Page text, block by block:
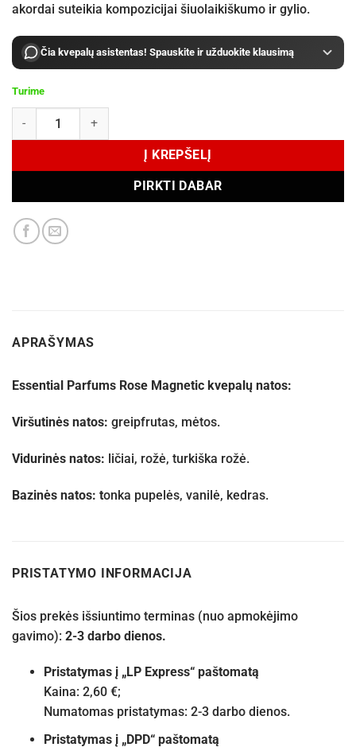
akordai suteikia kompozicijai šiuolaikiškumo ir gylio.
Čia kvepalų asistentas! Spauskite ir užduokite klausimą
Turime
produkto kiekis: Essential Parfums Rose Magnetic EDP 100 ml
Į KREPŠELĮ
PIRKTI DABAR
APRAŠYMAS
Essential Parfums Rose Magnetic kvepalų natos:
Viršutinės natos: greipfrutas, mėtos.
Vidurinės natos: ličiai, rožė, turkiška rožė.
Bazinės natos: tonka pupelės, vanilė, kedras.
PRISTATYMO INFORMACIJA
Šios prekės išsiuntimo terminas (nuo apmokėjimo
gavimo): 2-3 darbo dienos.
Pristatymas į „LP Express“ paštomatą
Kaina: 2,60 €;
Numatomas pristatymas: 2-3 darbo dienos.
Pristatymas į „DPD“ paštomatą